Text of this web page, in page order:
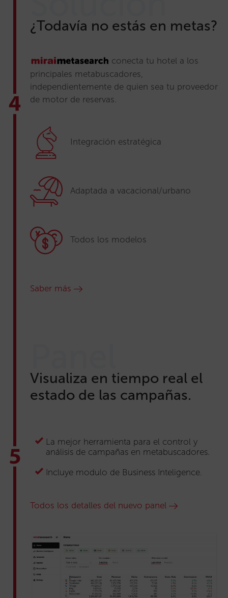
¿Todavía no estás en metas?
conecta tu hotel a los
principales metabuscadores,
independientemente de quien sea tu proveedor
de motor de reservas.
Integración estratégica
Adaptada a vacacional/urbano
Todos los modelos
Saber más
Visualiza en tiempo real el
estado de las campañas.
La mejor herramienta para el control y
análisis de campañas en metabuscadores.
Incluye modulo de Business Inteligence.
Todos los detalles del nuevo panel